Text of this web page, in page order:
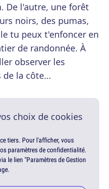
De l'autre, une forêt
noirs, des pumas,
tu peux t'enfoncer en
de randonnée. À
observer les
de la côte…
choix de cookies
tiers. Pour l'afficher, vous
paramètres de confidentialité.
le lien "Paramètres de Gestion